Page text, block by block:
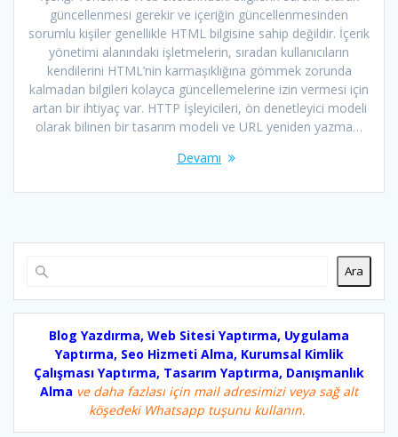
güncellenmesi gerekir ve içeriğin güncellenmesinden
sorumlu kişiler genellikle HTML bilgisine sahip değildir. İçerik
yönetimi alanındaki işletmelerin, sıradan kullanıcıların
kendilerini HTML’nin karmaşıklığına gömmek zorunda
kalmadan bilgileri kolayca güncellemelerine izin vermesi için
artan bir ihtiyaç var. HTTP İşleyicileri, ön denetleyici modeli
olarak bilinen bir tasarım modeli ve URL yeniden yazma…
Devamı
Ara
Blog Yazdırma, Web Sitesi Yaptırma, Uygulama
Yaptırma, Seo Hizmeti Alma, Kurumsal Kimlik
Çalışması Yaptırma, Tasarım Yaptırma, Danışmanlık
Alma ve daha fazlası için mail adresimizi veya sağ alt
köşedeki Whatsapp tuşunu kullanın.